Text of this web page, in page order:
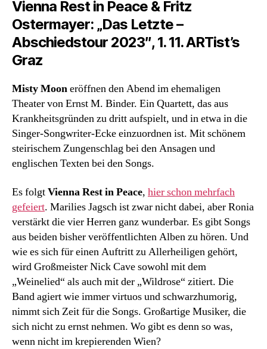
Vienna Rest in Peace & Fritz
Ostermayer: „Das Letzte –
Abschiedstour 2023″, 1. 11. ARTist’s
Graz
Misty Mooneröffnen den Abend im ehemaligen
Theater von Ernst M. Binder. Ein Quartett, das aus
Krankheitsgründen zu dritt aufspielt, und in etwa in die
Singer-Songwriter-Ecke einzuordnen ist. Mit schönem
steirischem Zungenschlag bei den Ansagen und
englischen Texten bei den Songs.
Es folgtVienna Rest in Peace, hier schon mehrfach
gefeiert. Marilies Jagsch ist zwar nicht dabei, aber Ronia
verstärkt die vier Herren ganz wunderbar. Es gibt Songs
aus beiden bisher veröffentlichten Alben zu hören. Und
wie es sich für einen Auftritt zu Allerheiligen gehört,
wird Großmeister Nick Cave sowohl mit dem
„Weinelied“ als auch mit der „Wildrose“ zitiert. Die
Band agiert wie immer virtuos und schwarzhumorig,
nimmt sich Zeit für die Songs. Großartige Musiker, die
sich nicht zu ernst nehmen. Wo gibt es denn so was,
wenn nicht im krepierenden Wien?